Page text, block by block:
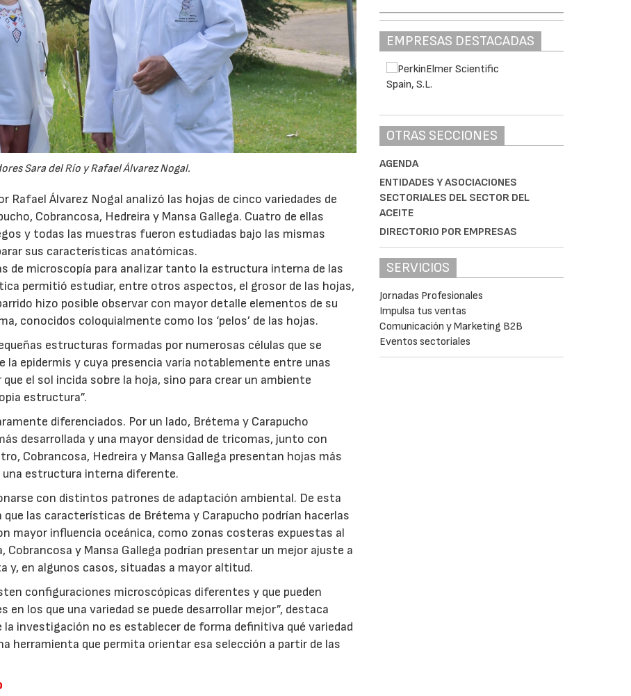
Sara del Río y Rafael Álvarez Nogal.
Rafael Álvarez Nogal analizó las hojas de cinco variedades de
Cobrancosa, Hedreira y Mansa Gallega. Cuatro de ellas
y todas las muestras fueron estudiadas bajo las mismas
sus características anatómicas.
de microscopía para analizar tanto la estructura interna de las
permitió estudiar, entre otros aspectos, el grosor de las hojas,
hizo posible observar con mayor detalle elementos de su
conocidos coloquialmente como los ‘pelos’ de las hojas.
estructuras formadas por numerosas células que se
la epidermis y cuya presencia varía notablemente entre unas
el sol incida sobre la hoja, sino para crear un ambiente
estructura”.
diferenciados. Por un lado, Brétema y Carapucho
desarrollada y una mayor densidad de tricomas, junto con
Cobrancosa, Hedreira y Mansa Gallega presentan hojas más
una estructura interna diferente.
con distintos patrones de adaptación ambiental. De esta
las características de Brétema y Carapucho podrían hacerlas
mayor influencia oceánica, como zonas costeras expuestas al
y Mansa Gallega podrían presentar un mejor ajuste a
y, en algunos casos, situadas a mayor altitud.
configuraciones microscópicas diferentes y que pueden
los que una variedad se puede desarrollar mejor”, destaca
la investigación no es establecer de forma definitiva qué variedad
herramienta que permita orientar esa selección a partir de las
EMPRESAS DESTACADAS
OTRAS SECCIONES
AGENDA
ENTIDADES Y ASOCIACIONES
SECTORIALES DEL SECTOR DEL
ACEITE
DIRECTORIO POR EMPRESAS
SERVICIOS
Jornadas Profesionales
Impulsa tus ventas
Comunicación y Marketing B2B
Eventos sectoriales